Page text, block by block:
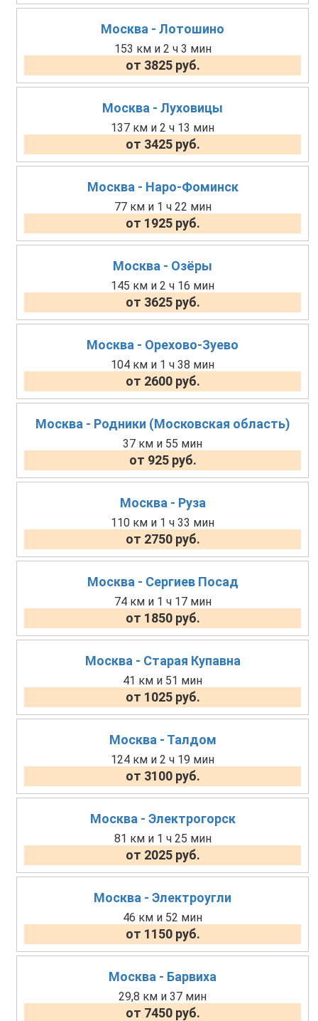
Москва - Лотошино
153 км и 2 ч 3 мин
от 3825 руб.
Москва - Луховицы
137 км и 2 ч 13 мин
от 3425 руб.
Москва - Наро-Фоминск
77 км и 1 ч 22 мин
от 1925 руб.
Москва - Озёры
145 км и 2 ч 16 мин
от 3625 руб.
Москва - Орехово-Зуево
104 км и 1 ч 38 мин
от 2600 руб.
Москва - Родники (Московская область)
37 км и 55 мин
от 925 руб.
Москва - Руза
110 км и 1 ч 33 мин
от 2750 руб.
Москва - Сергиев Посад
74 км и 1 ч 17 мин
от 1850 руб.
Москва - Старая Купавна
41 км и 51 мин
от 1025 руб.
Москва - Талдом
124 км и 2 ч 19 мин
от 3100 руб.
Москва - Электрогорск
81 км и 1 ч 25 мин
от 2025 руб.
Москва - Электроугли
46 км и 52 мин
от 1150 руб.
Москва - Барвиха
29,8 км и 37 мин
от 7450 руб.